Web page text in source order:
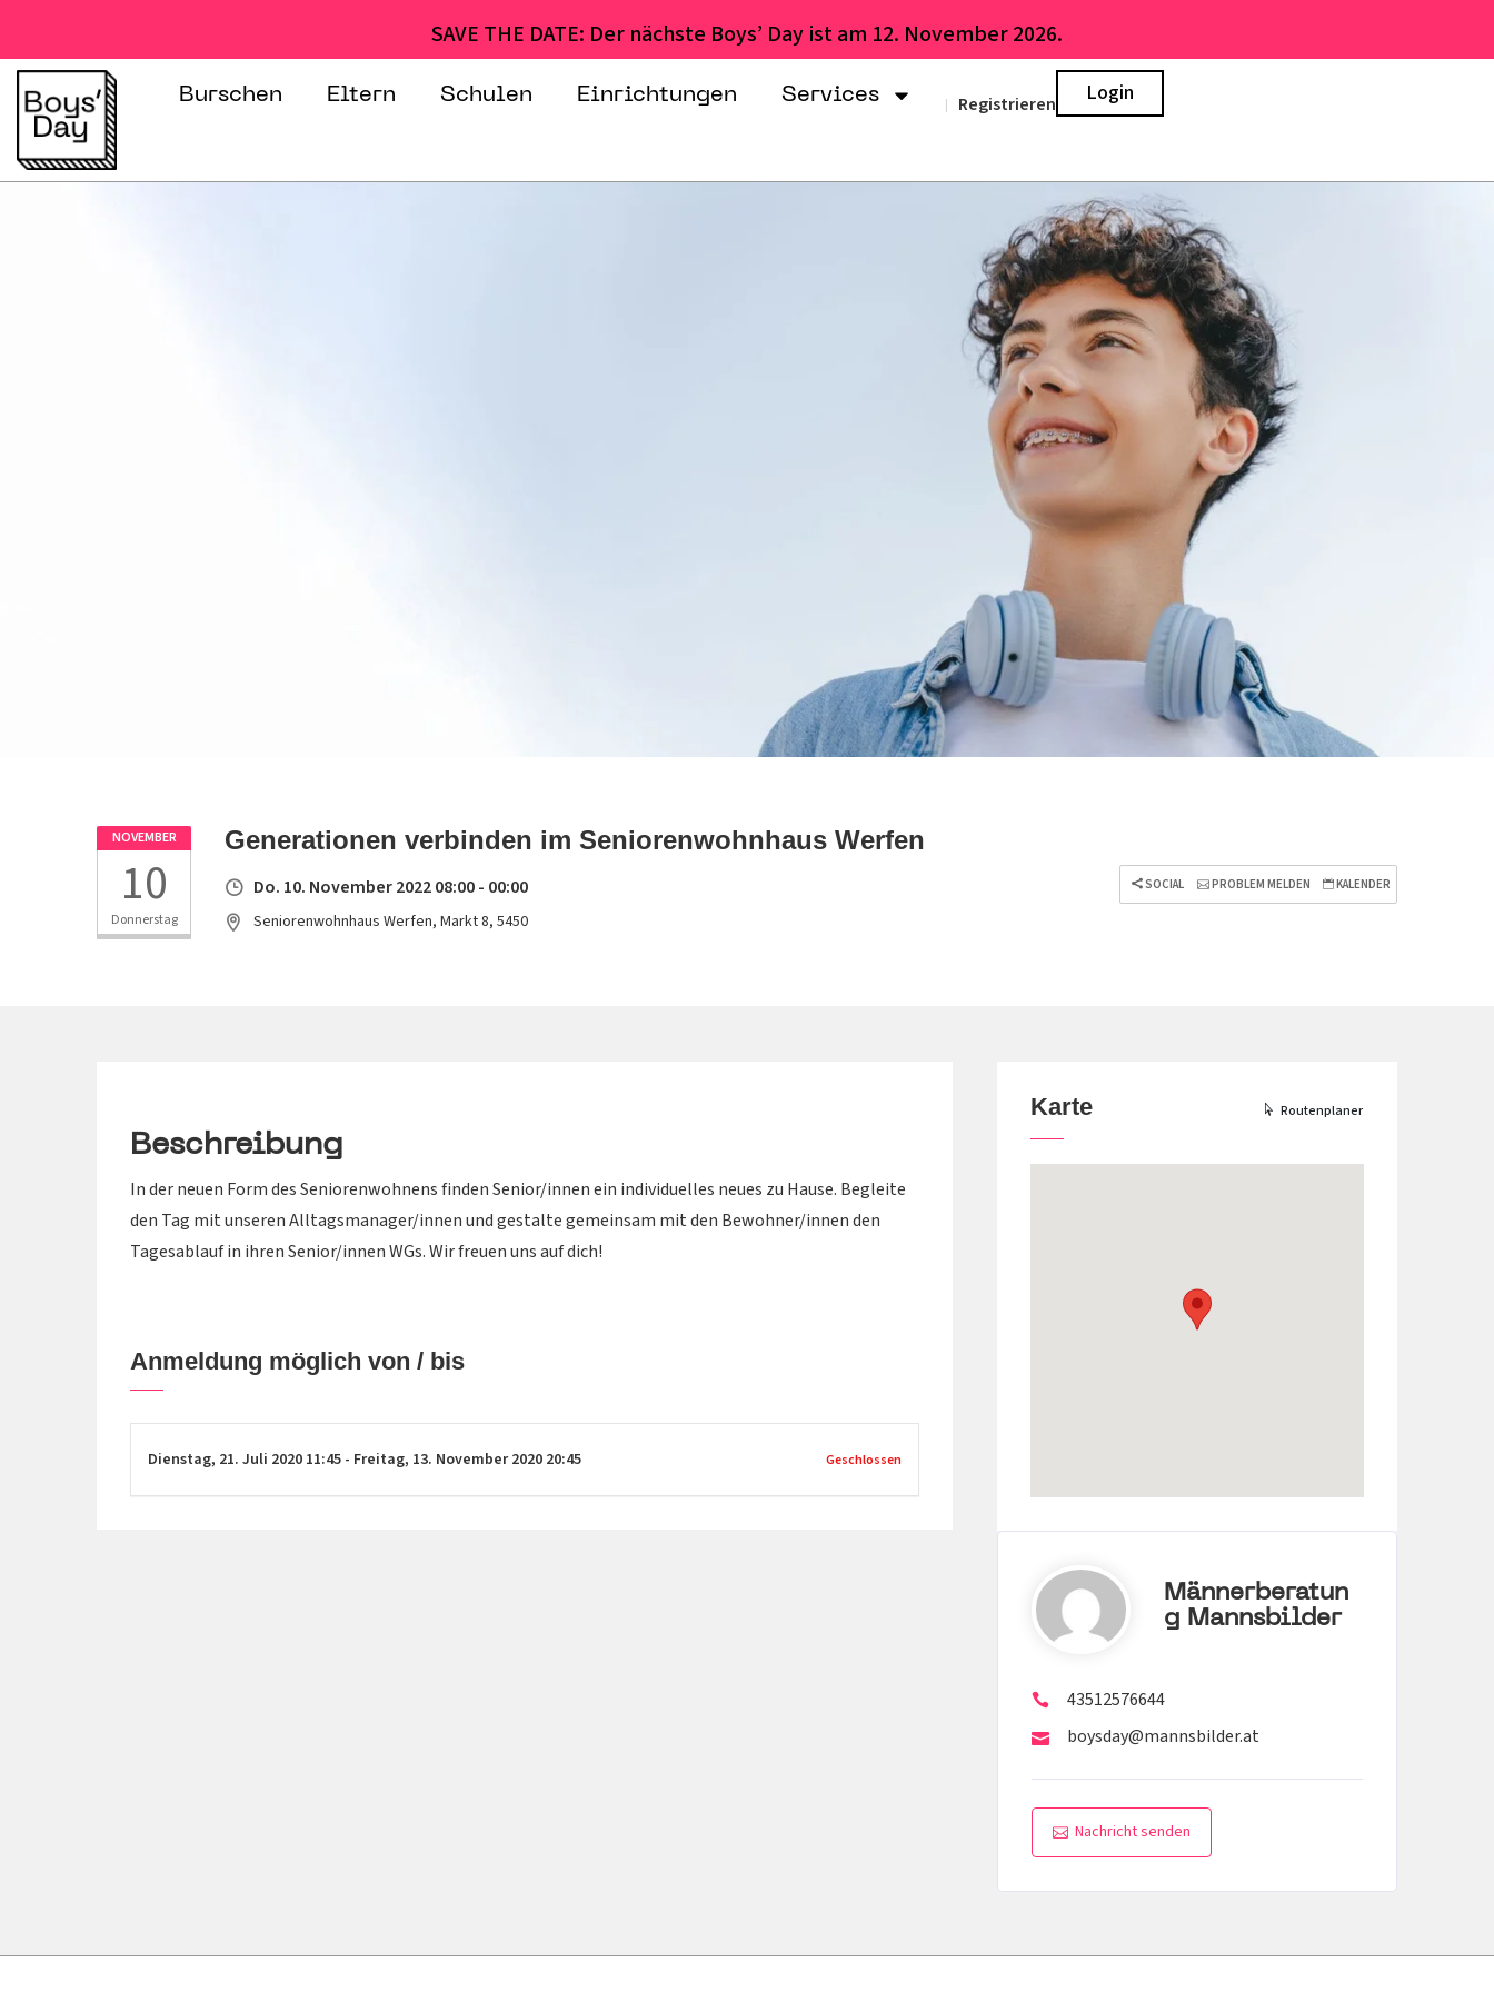
SAVE THE DATE: Der nächste Boys’ Day ist am 12. November 2026.
Burschen Eltern Schulen Einrichtungen Services | Registrieren Login
NOVEMBER
10
Donnerstag
Generationen verbinden im Seniorenwohnhaus Werfen
Do. 10. November 2022 08:00 - 00:00
Seniorenwohnhaus Werfen, Markt 8, 5450
SOCIAL PROBLEM MELDEN KALENDER
Beschreibung
In der neuen Form des Seniorenwohnens finden Senior/innen ein individuelles neues zu Hause. Begleite
den Tag mit unseren Alltagsmanager/innen und gestalte gemeinsam mit den Bewohner/innen den
Tagesablauf in ihren Senior/innen WGs. Wir freuen uns auf dich!
Anmeldung möglich von / bis
Dienstag, 21. Juli 2020 11:45 - Freitag, 13. November 2020 20:45 Geschlossen
Karte Routenplaner
Männerberatun
G Mannsbilder
43512576644
boysday@mannsbilder.at
Nachricht senden